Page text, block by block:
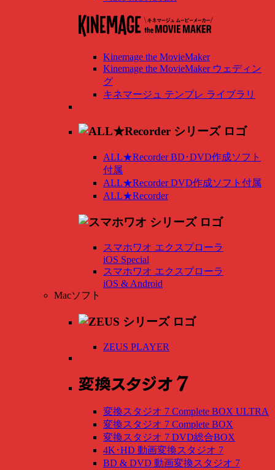
Kinemage the MovieMaker
Kinemage the MovieMaker ウェディン
グ
キネマージュ テンプレ ライブラリ
ALL★Recorder BD･DVD作成ソフト
付属
ALL★Recorder DVD作成ソフト付属
ALL★Recorder
スマホワオ エクスプローラ
iOS Special
スマホワオ エクスプローラ
iOS & Android
Macソフト
ZEUS PLAYER
変換スタジオ 7 Complete BOX ULTRA
変換スタジオ 7 Complete BOX
変換スタジオ 7 DVD総合BOX
4K･HD 動画変換スタジオ 7
BD & DVD 動画変換スタジオ 7